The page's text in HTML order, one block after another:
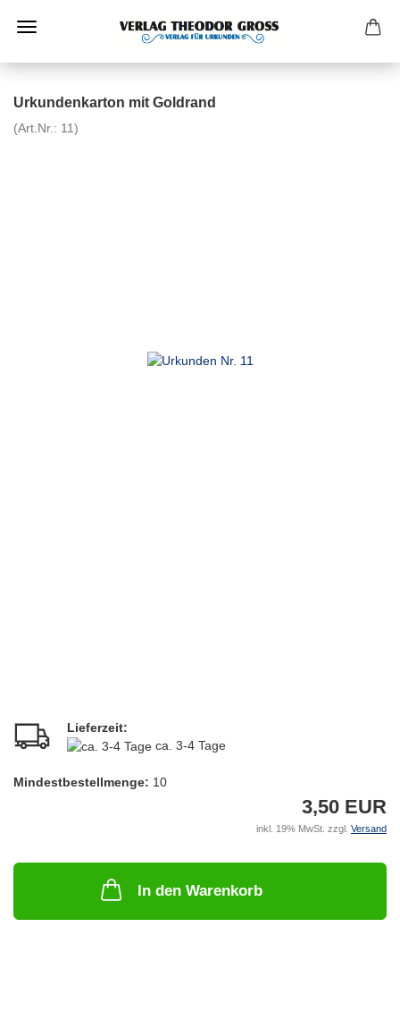
Urkundenkarton mit Goldrand
(Art.Nr.: 11)
Lieferzeit:
ca. 3-4 Tage
Mindestbestellmenge: 10
3,50 EUR
inkl. 19% MwSt. zzgl. Versand
In den Warenkorb